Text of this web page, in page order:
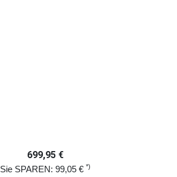
699,95 €
Sie SPAREN: 99,05 € *)